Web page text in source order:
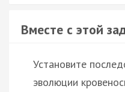
Вместе с этой
Установите
эволюции